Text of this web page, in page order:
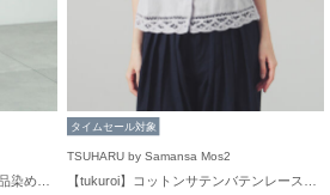
タイムセール対象
TSUHARU by Samansa Mos2